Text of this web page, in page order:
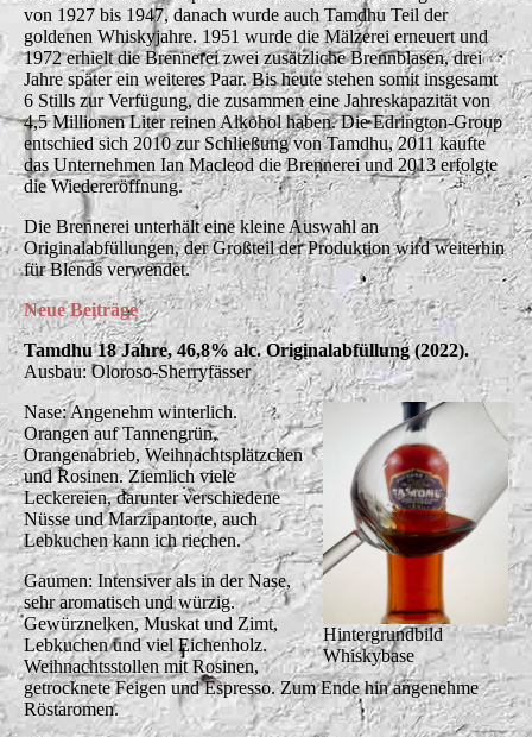
von 1927 bis 1947, danach wurde auch Tamdhu Teil der
goldenen Whiskyjahre. 1951 wurde die Mälzerei erneuert und
1972 erhielt die Brennerei zwei zusätzliche Brennblasen, drei
Jahre später ein weiteres Paar. Bis heute stehen somit insgesamt
6 Stills zur Verfügung, die zusammen eine Jahreskapazität von
4,5 Millionen Liter reinen Alkohol haben. Die Edrington-Group
entschied sich 2010 zur Schließung von Tamdhu, 2011 kaufte
das Unternehmen Ian Macleod die Brennerei und 2013 erfolgte
die Wiedereröffnung.
Die Brennerei unterhält eine kleine Auswahl an
Originalabfüllungen, der Großteil der Produktion wird weiterhin
für Blends verwendet.
Neue Beiträge
Tamdhu 18 Jahre, 46,8% alc. Originalabfüllung (2022).
Ausbau: Oloroso-Sherryfässer
Hintergrundbild
Whiskybase
Nase: Angenehm winterlich.
Orangen auf Tannengrün,
Orangenabrieb, Weihnachtsplätzchen
und Rosinen. Ziemlich viele
Leckereien, darunter verschiedene
Nüsse und Marzipantorte, auch
Lebkuchen kann ich riechen.
Gaumen: Intensiver als in der Nase,
sehr aromatisch und würzig.
Gewürznelken, Muskat und Zimt,
Lebkuchen und viel Eichenholz.
Weihnachtsstollen mit Rosinen,
getrocknete Feigen und Espresso. Zum Ende hin angenehme
Röstaromen.